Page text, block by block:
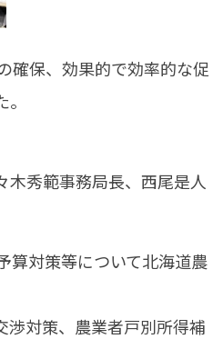
確保、効果的で効率的な促
秀範事務局長、西尾是人
算対策等について北海道農
渉対策、農業者戸別所得補